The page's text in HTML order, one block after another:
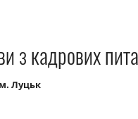
з кадрових
м. Луцьк